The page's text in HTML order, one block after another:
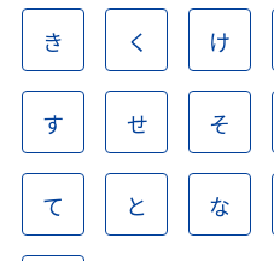
き く け
す せ そ
て と な